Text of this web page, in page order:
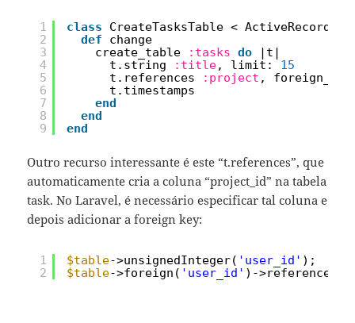
1
2
3
4
5
6
7
8
9
class
CreateTasksTable <
def
change
create_table
:tasks do
|t|
t.string
:title, limit: 15
t.references
:project ,
t.timestamps
end
end
end
Outro recurso interessante é este “t.references”, que
automaticamente cria a coluna “project_id” na tabela
task. No Laravel, é necessário especificar tal coluna e
depois adicionar a foreign key:
1
2
$table->unsignedInteger( 'user_id' );
$table->foreign( 'user_id' )->references(